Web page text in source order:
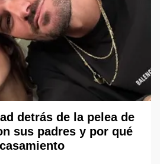
detrás de la pelea de
sus padres y por qué